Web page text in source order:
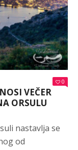
0
VEČER
ORSULU
nastavlja se
od